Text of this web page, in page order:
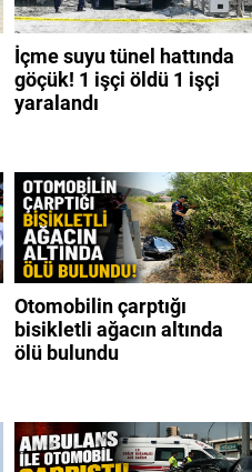
İçme suyu tünel hattında
göçük! 1 işçi öldü 1 işçi
yaralandı
Otomobilin çarptığı
bisikletli ağacın altında
ölü bulundu